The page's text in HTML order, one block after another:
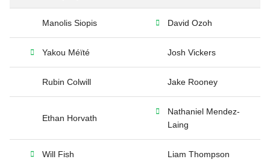
Manolis Siopis David Ozoh
Yakou Méïté Josh Vickers
Rubin Colwill Jake Rooney
Ethan Horvath
Nathaniel Mendez-
Laing
Will Fish Liam Thompson